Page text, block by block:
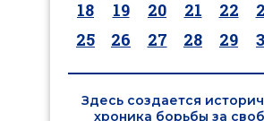
18 19 20 21 22
25
26 27 28 29
Здесь создается
хроника борьбы за